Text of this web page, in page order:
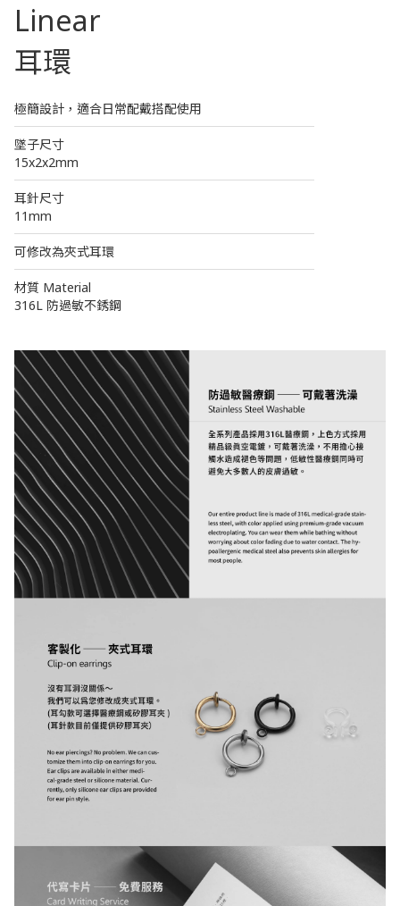
Linear
耳環
極簡設計，適合日常配戴搭配使用
────────────────────────
墜子尺寸
15x2x2mm
────────────────────────
耳針尺寸
11mm
────────────────────────
可修改為夾式耳環
────────────────────────
材質 Material
316L 防過敏不銹鋼